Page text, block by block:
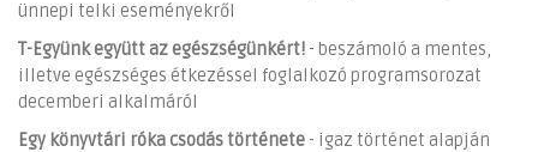
ünnepi telki eseményekről
T-Együnk együtt az egészségünkért! - beszámoló a mentes,
illetve egészséges étkezéssel foglalkozó programsorozat
decemberi alkalmáról
Egy könyvtári róka csodás története - igaz történet alapján